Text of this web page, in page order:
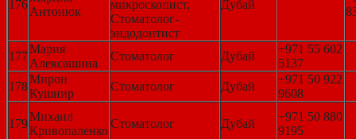
176
Антонюк
микроскопист,
Стоматолог-
эндодонтист
Дубай
177
Мария
Алексашина
Стоматолог Дубай
+971 55 602
5137
178
Мирон
Кушнир
Стоматолог Дубай
+971 50 922
9608
179
Михаил
Кривопаленко
Стоматолог Дубай
+971 50 880
9195